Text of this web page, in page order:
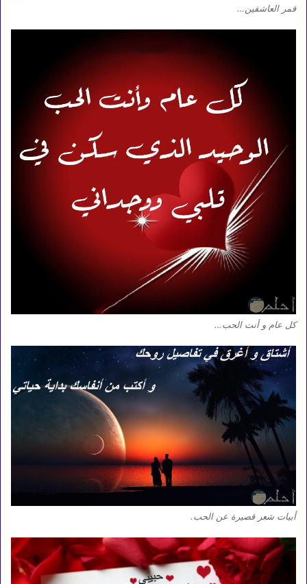
قمر العاشقين…
كل عام و أنت الحب…
أبيات شعر قصيرة عن الحب.